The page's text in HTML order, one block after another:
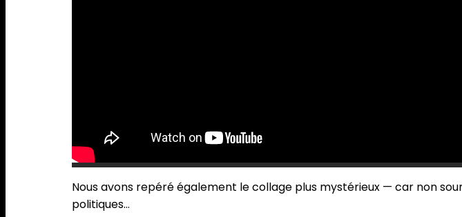
Nous avons repéré également le collage plus mystérieux — car non
politiques…